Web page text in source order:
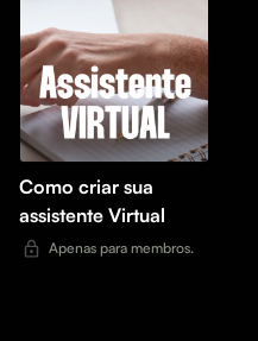
Como criar sua
assistente Virtual
Apenas para membros.